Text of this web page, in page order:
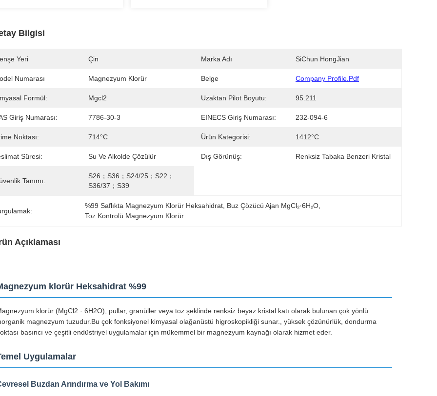
Bilgisi
Yeri Çin Marka Adı SiChun HongJian
Numarası Magnezyum Klorür Belge Company Profile.pdf
Formül: Mgcl2 Uzaktan Pilot Boyutu: 95.211
Giriş Numarası: 7786-30-3 EINECS Giriş Numarası: 232-094-6
Noktası: 714°C Ürün Kategorisi: 1412°C
Süresi: Su Ve Alkolde Çözülür Dış Görünüş: Renksiz Tabaka Benzeri Kristal
Tanımı:
S26；S36；S24/25；S22；
S36/37；S39
%99 Saflıkta Magnezyum Klorür Heksahidrat Buz Çözücü Ajan MgCl₂·6H₂O
Toz Kontrolü Magnezyum Klorür
Açıklaması
klorür Heksahidrat %99
klorür (MgCl2 · 6H2O), pullar, granüller veya toz şeklinde renksiz beyaz kristal katı olarak bulunan çok yönlü
magnezyum tuzudur.Bu çok fonksiyonel kimyasal olağanüstü higroskopikliği sunar., yüksek çözünürlük, dondurma
basıncı ve çeşitli endüstriyel uygulamalar için mükemmel bir magnezyum kaynağı olarak hizmet eder.
Uygulamalar
Buzdan Arındırma ve Yol Bakımı